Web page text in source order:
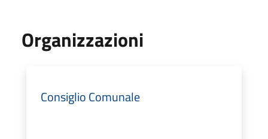
Organizzazioni
Consiglio Comunale